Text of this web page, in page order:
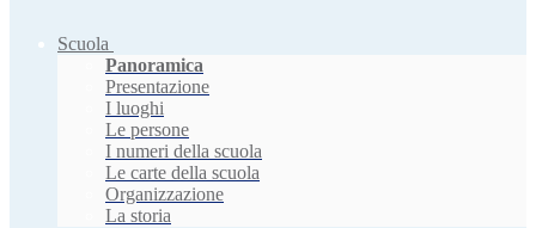
Scuola
Panoramica
Presentazione
I luoghi
Le persone
I numeri della scuola
Le carte della scuola
Organizzazione
La storia